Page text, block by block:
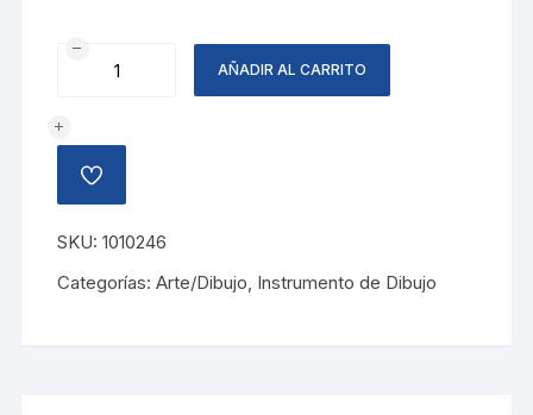
JUEGO
GEOMETRIA
METAL
cantidad
AÑADIR AL CARRITO
AÑADIR
A
LISTA
DE
DESEOS
SKU:1010246
Categorías:Arte/Dibujo, Instrumento de Dibujo